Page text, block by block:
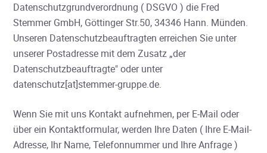
Datenschutzgrundverordnung ( DSGVO ) die Fred
Stemmer GmbH, Göttinger Str.50, 34346 Hann. Münden.
Unseren Datenschutzbeauftragten erreichen Sie unter
unserer Postadresse mit dem Zusatz „der
Datenschutzbeauftragte" oder unter
datenschutz[at]stemmer-gruppe.de.
Wenn Sie mit uns Kontakt aufnehmen, per E-Mail oder
über ein Kontaktformular, werden Ihre Daten ( Ihre E-Mail-
Adresse, Ihr Name, Telefonnummer und Ihre Anfrage )